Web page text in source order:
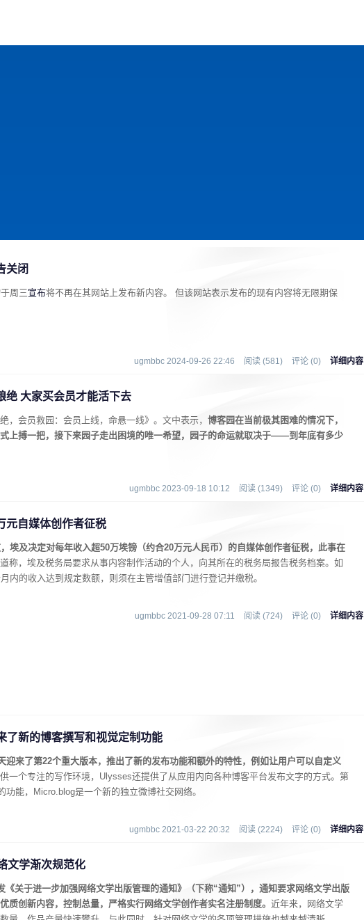
关闭
周三宣布将不再在其网站上发布新内容。 但该网站表示发布的现有内容将无限期保
ugmbbc 2024-09-26 22:46 阅读 (581) 评论 (0) 详细内容
绝 大家买会员才能活下去
，会员救园：会员上线，命悬一线》。文中表示， 博客园在当前极其困难的情况下，
上搏一把，接下来园子走出困境的唯一希望，园子的命运就取决于——到年底有多少
ugmbbc 2023-09-18 10:12 阅读 (1349) 评论 (0) 详细内容
元自媒体创作者征税
埃及决定对每年收入超50万埃镑（约合20万元人民币）的自媒体创作者征税，此事在
称，埃及税务局要求从事内容制作活动的个人，向其所在的税务局报告税务档案。如
内的收入达到规定数额，则须在主管增值部门进行登记并缴税。
ugmbbc 2021-09-28 07:11 阅读 (724) 评论 (0) 详细内容
了新的博客撰写和视觉定制功能
迎来了第22个重大版本，推出了新的发布功能和额外的特性，例如让用户可以自定义
一个专注的写作环境，Ulysses还提供了从应用内向各种博客平台发布文字的方式。第
能，Micro.blog是一个新的独立微博社交网络。
ugmbbc 2021-03-22 20:32 阅读 (2224) 评论 (0) 详细内容
文学渐次规范化
《关于进一步加强网络文学出版管理的通知》（下称“通知”），通知要求网络文学出版
质创新内容，控制总量，严格实行网络文学创作者实名注册制度。 近年来，网络文学